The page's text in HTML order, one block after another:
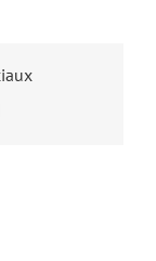
Email